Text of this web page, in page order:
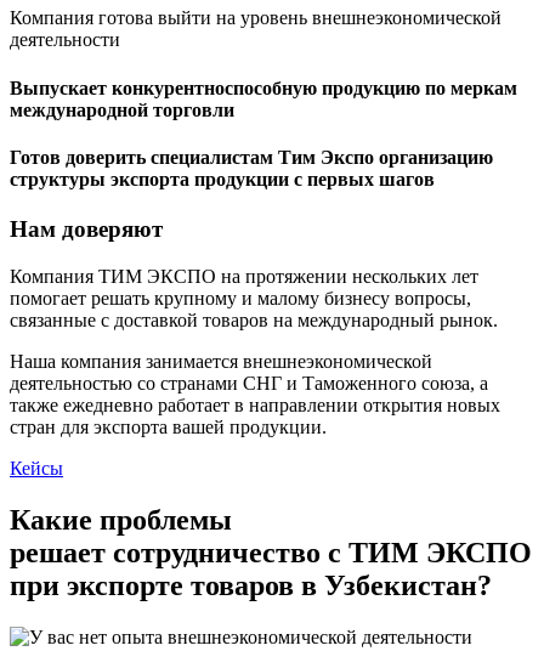
Компания готова выйти на уровень внешнеэкономической
деятельности
Выпускает конкурентноспособную продукцию по меркам
международной торговли
Готов доверить специалистам Тим Экспо организацию
структуры экспорта продукции с первых шагов
Нам доверяют
Компания ТИМ ЭКСПО на протяжении нескольких лет
помогает решать крупному и малому бизнесу вопросы,
связанные с доставкой товаров на международный рынок.
Наша компания занимается внешнеэкономической
деятельностью со странами СНГ и Таможенного союза, а
также ежедневно работает в направлении открытия новых
стран для экспорта вашей продукции.
Кейсы
Какие проблемы
решает сотрудничество с ТИМ ЭКСПО
при экспорте товаров в Узбекистан?